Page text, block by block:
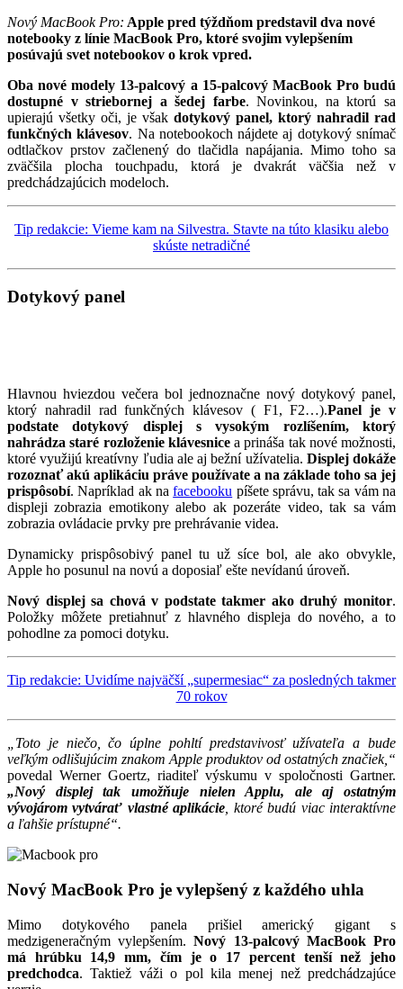
Nový MacBook Pro: Apple pred týždňom predstavil dva nové
notebooky z línie MacBook Pro, ktoré svojim vylepšením
posúvajú svet notebookov o krok vpred.
Oba nové modely 13-palcový a 15-palcový MacBook Pro budú
dostupné v striebornej a šedej farbe. Novinkou, na ktorú sa
upierajú všetky oči, je však dotykový panel, ktorý nahradil rad
funkčných klávesov. Na notebookoch nájdete aj dotykový snímač
odtlačkov prstov začlenený do tlačidla napájania. Mimo toho sa
zväčšila plocha touchpadu, ktorá je dvakrát väčšia než v
predchádzajúcich modeloch.
Tip redakcie: Vieme kam na Silvestra. Stavte na túto klasiku alebo
skúste netradičné
Dotykový panel
Hlavnou hviezdou večera bol jednoznačne nový dotykový panel,
ktorý nahradil rad funkčných klávesov ( F1, F2…).Panel je v
podstate dotykový displej s vysokým rozlíšením, ktorý
nahrádza staré rozloženie klávesnicea prináša tak nové možnosti,
ktoré využijú kreatívny ľudia ale aj bežní užívatelia. Displej dokáže
rozoznať akú aplikáciu práve používate a na základe toho sa jej
prispôsobí. Napríklad ak nafacebooku píšete správu, tak sa vám na
displeji zobrazia emotikony alebo ak pozeráte video, tak sa vám
zobrazia ovládacie prvky pre prehrávanie videa.
Dynamicky prispôsobivý panel tu už síce bol, ale ako obvykle,
Apple ho posunul na novú a doposiaľ ešte nevídanú úroveň.
Nový displej sa chová v podstate takmer ako druhý monitor.
Položky môžete pretiahnuť z hlavného displeja do nového, a to
pohodlne za pomoci dotyku.
Tip redakcie: Uvidíme najväčší „supermesiac“ za posledných takmer
70 rokov
„Toto je niečo, čo úplne pohltí predstavivosť užívateľa a bude
veľkým odlišujúcim znakom Apple produktov od ostatných značiek,“
povedal Werner Goertz, riaditeľ výskumu v spoločnosti Gartner.
„Nový displej tak umožňuje nielen Applu, ale aj ostatným
vývojárom vytvárať vlastné aplikácie , ktoré budú viac interaktívne
a ľahšie prístupné“.
Nový MacBook Pro je vylepšený z každého uhla
Mimo dotykového panela prišiel americký gigant s
medzigeneračným vylepšením. Nový 13-palcový MacBook Pro
má hrúbku 14,9 mm, čím je o 17 percent tenší než jeho
predchodca. Taktiež váži o pol kila menej než predchádzajúce